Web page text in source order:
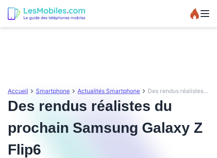
Accueil Smartphone Actualités Smartphone Des rendus réalistes du prochain Samsung Galaxy Z Flip6
Des rendus réalistes du
prochain Samsung Galaxy Z
Flip6